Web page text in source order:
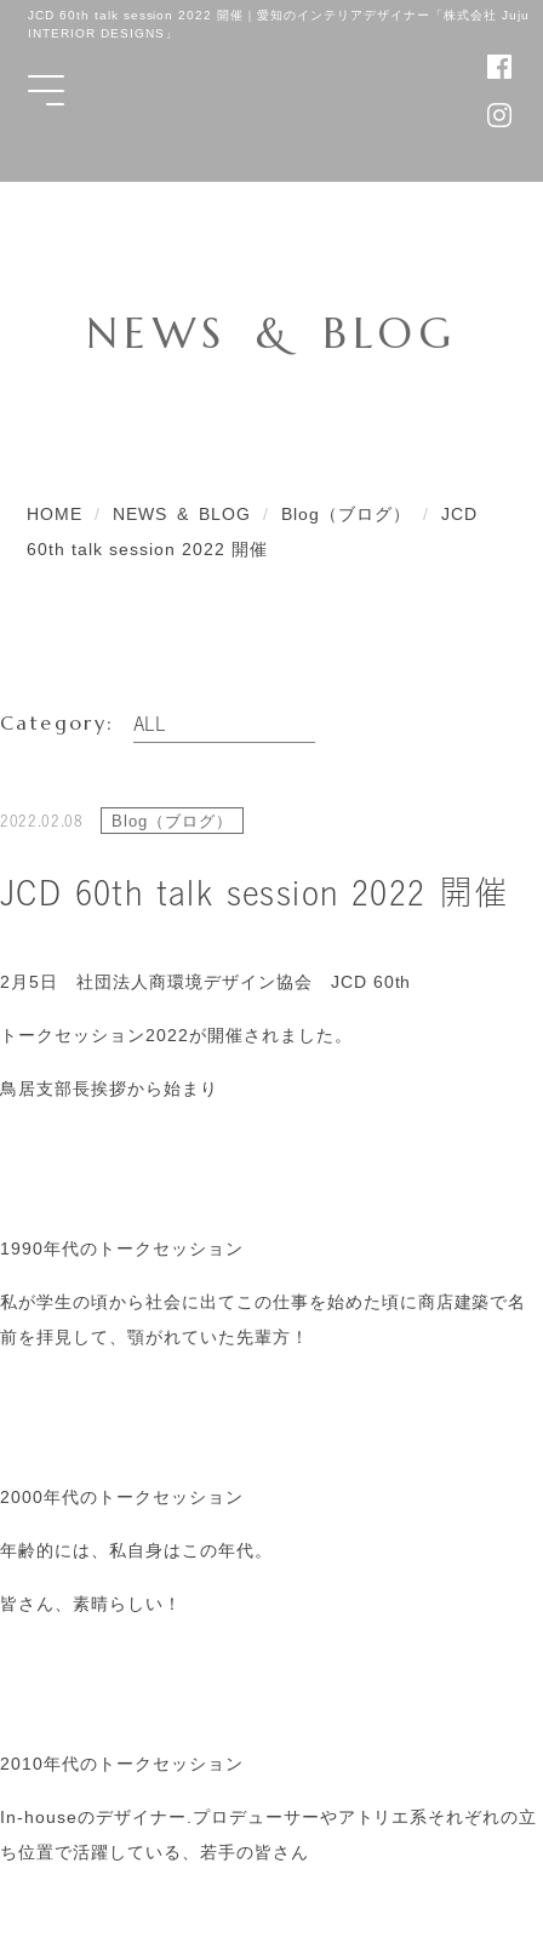
JCD 60th talk session 2022 開催｜愛知のインテリアデザイナー「株式会社 Juju
INTERIOR DESIGNS」
NEWS & BLOG
HOME NEWS & BLOG Blog（ブログ）
JCD
60th talk session 2022 開催
Category:
2022.02.08 Blog（ブログ）
JCD 60th talk session 2022 開催
2月5日 社団法人商環境デザイン協会 JCD 60th
トークセッション2022が開催されました。
鳥居支部長挨拶から始まり
1990年代のトークセッション
私が学生の頃から社会に出てこの仕事を始めた頃に商店建築で名
前を拝見して、顎がれていた先輩方！
2000年代のトークセッション
年齢的には、私自身はこの年代。
皆さん、素晴らしい！
2010年代のトークセッション
In-houseのデザイナー.プロデューサーやアトリエ系それぞれの立
ち位置で活躍している、若手の皆さん